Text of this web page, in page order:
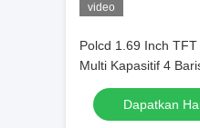
video
Polcd 1.69 Inch
Multi Kapasitif 4
Dapatkan